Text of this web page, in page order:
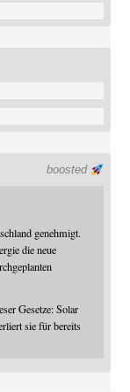
boosted
genehmigt.
die neue
Gesetze: Solar
sie für bereits